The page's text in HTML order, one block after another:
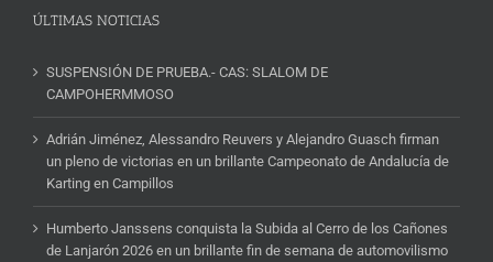
ÚLTIMAS NOTICIAS
SUSPENSIÓN DE PRUEBA.- CAS: SLALOM DE
CAMPOHERMMOSO
Adrián Jiménez, Alessandro Reuvers y Alejandro Guasch firman
un pleno de victorias en un brillante Campeonato de Andalucía de
Karting en Campillos
Humberto Janssens conquista la Subida al Cerro de los Cañones
de Lanjarón 2026 en un brillante fin de semana de automovilismo